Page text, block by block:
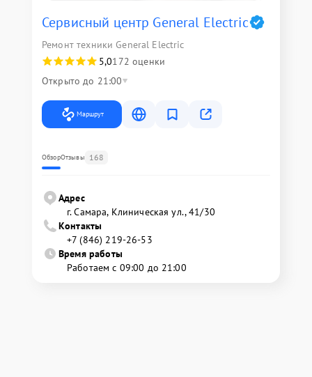
Сервисный центр General Electric
Ремонт техники General Electric
5,0172 оценки
Открыто до 21:00
Маршрут
ОбзорОтзывы 168
Адрес
г. Самара, Клиническая ул., 41/30
Контакты
+7 (846) 219-26-53
Время работы
Работаем с 09:00 до 21:00